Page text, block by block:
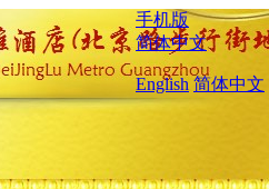
手机版
简体中文
English 简体中文